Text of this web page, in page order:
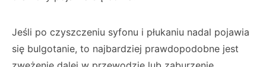
Jeśli po czyszczeniu syfonu i płukaniu nadal pojawia
się bulgotanie, to najbardziej prawdopodobne jest